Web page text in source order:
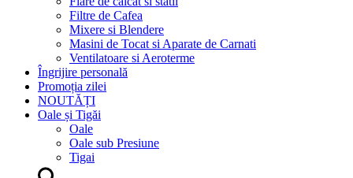
Filtre de Cafea
Mixere si Blendere
Masini de Tocat si Aparate de Carnati
Ventilatoare si Aeroterme
Îngrijire personală
Promoția zilei
NOUTĂȚI
Oale și Tigăi
Oale
Oale sub Presiune
Tigai